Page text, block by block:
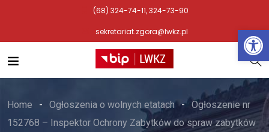
(68) 324-74-11, 324-73-90
sekretariat.zgora@lwkz.pl
Home Ogłoszenia o wolnych etatach
Ogłoszenie nr
152768 – Inspektor Ochrony Zabytków do spraw zabytków